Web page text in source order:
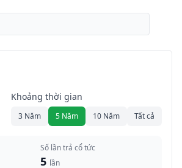
Khoảng thời gian
3 Năm 5 Năm 10 Năm Tất cả
Số lần trả cổ tức
5 lần